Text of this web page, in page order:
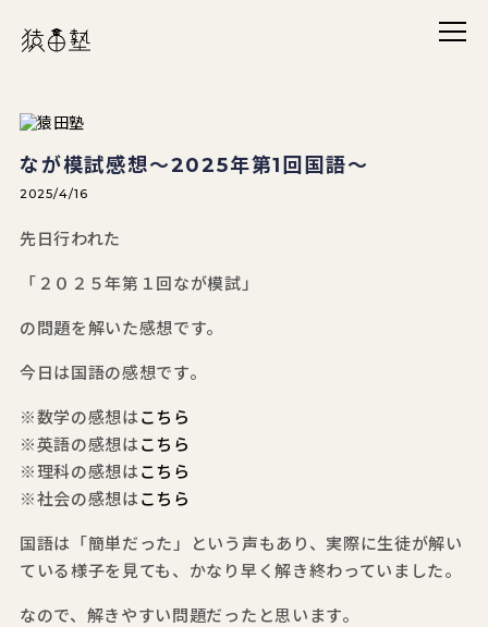
メニ
猿田塾
なが模試感想～2025年第1回国語～
2025/4/16
先日行われた
「２０２５年第１回なが模試」
の問題を解いた感想です。
今日は国語の感想です。
※数学の感想はこちら
※英語の感想はこちら
※理科の感想はこちら
※社会の感想はこちら
国語は「簡単だった」という声もあり、実際に生徒が解い
ている様子を見ても、かなり早く解き終わっていました。
なので、解きやすい問題だったと思います。